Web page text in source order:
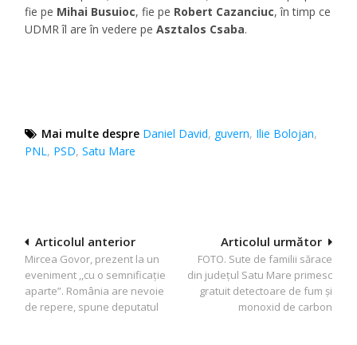
fie pe Mihai Busuioc, fie pe Robert Cazanciuc, în timp ce
UDMR îl are în vedere peAsztalos Csaba.
Mai multe despre Daniel David, guvern, Ilie Bolojan,
PNL, PSD,Satu Mare
Navigare
în
articole
Articolul următor
FOTO. Sute de familii sărace
din județul Satu Mare primesc
gratuit detectoare de fum și
monoxid de carbon
Articolul anterior
Mircea Govor, prezent la un
eveniment ,,cu o semnificație
aparte”. România are nevoie
de repere, spune deputatul